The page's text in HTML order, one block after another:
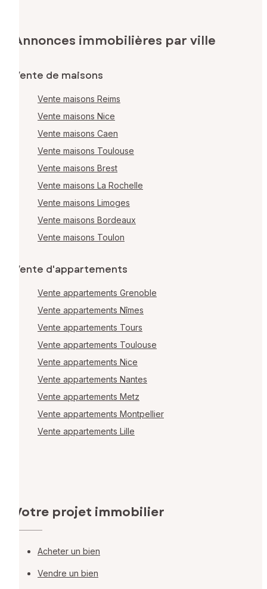
Annonces immobilières par ville
Vente de maisons
Vente maisons Reims
Vente maisons Nice
Vente maisons Caen
Vente maisons Toulouse
Vente maisons Brest
Vente maisons La Rochelle
Vente maisons Limoges
Vente maisons Bordeaux
Vente maisons Toulon
Vente d'appartements
Vente appartements Grenoble
Vente appartements Nîmes
Vente appartements Tours
Vente appartements Toulouse
Vente appartements Nice
Vente appartements Nantes
Vente appartements Metz
Vente appartements Montpellier
Vente appartements Lille
Votre projet immobilier
Acheter un bien
Vendre un bien